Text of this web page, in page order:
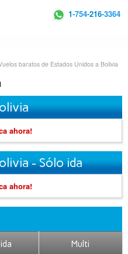
1-754-216-3364
baratos de Estados Unidos a Bolivia
ahora!
- Sólo ida
ahora!
Multi